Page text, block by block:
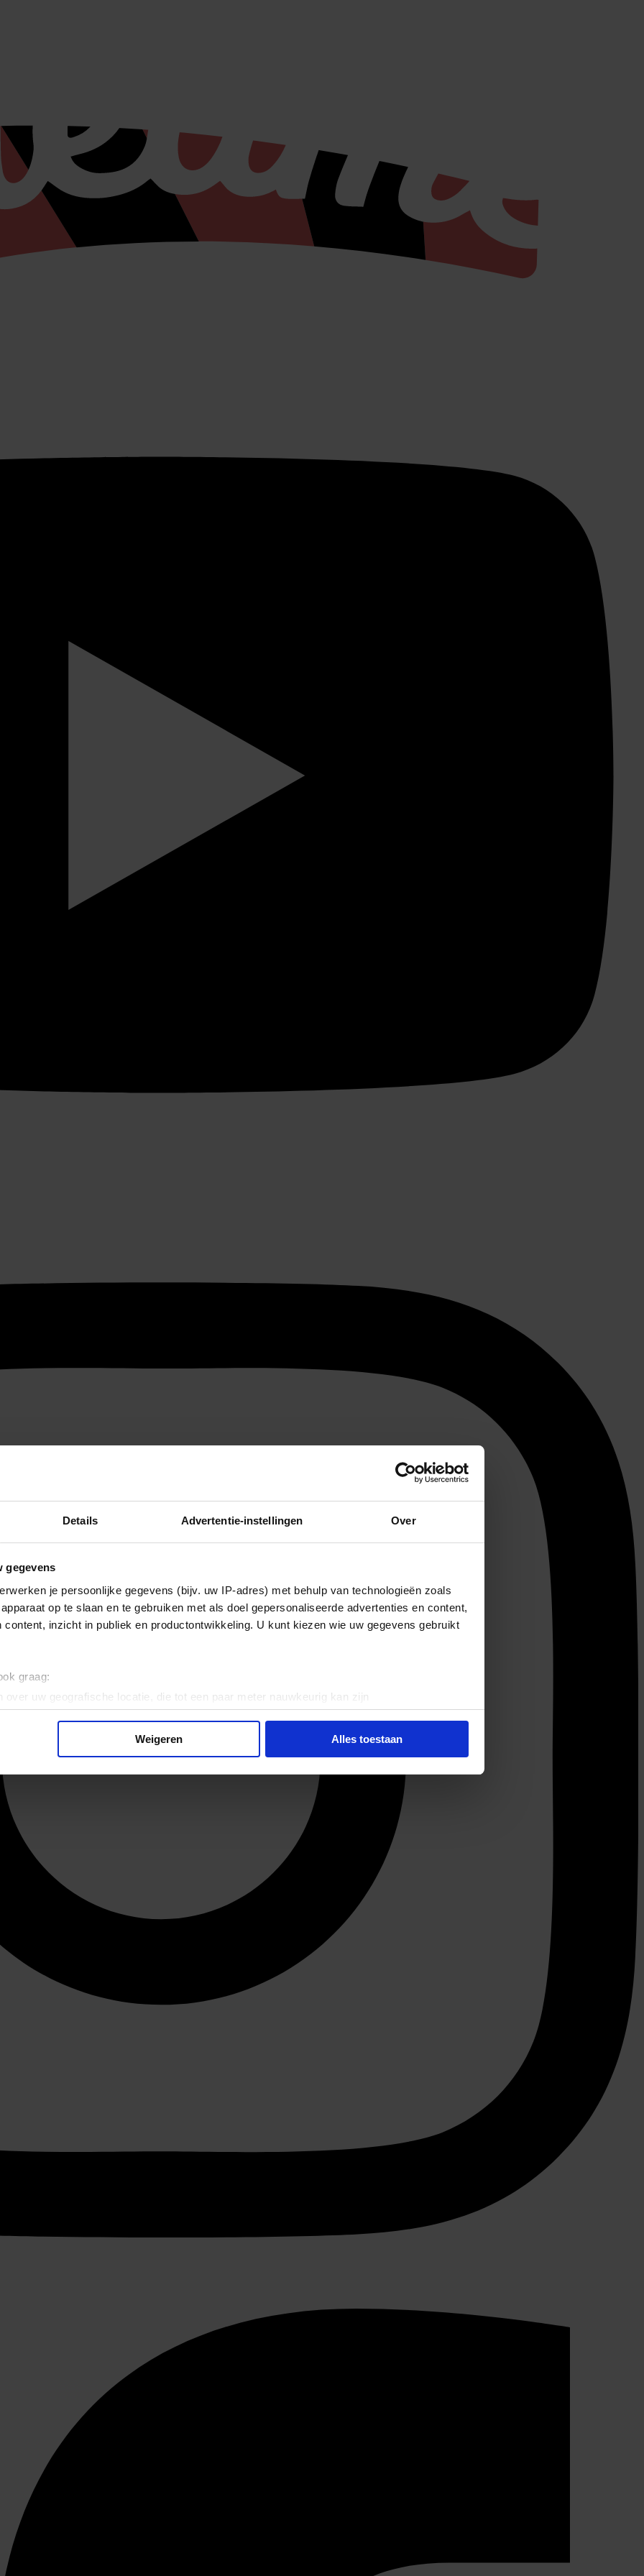
Details Advertentie-instellingen Over
gegevens
je persoonlijke gegevens (bijv. uw IP-adres) met behulp van technologieën zoals
op te slaan en te gebruiken met als doel gepersonaliseerde advertenties en content,
content, inzicht in publiek en productontwikkeling. U kunt kiezen wie uw gegevens gebruikt
graag:
over uw geografische locatie, die tot een paar meter nauwkeurig kan zijn
door het actief te scannen op specifieke eigenschappen (fingerprinting)
gegevens worden verwerkt en stel uw voorkeuren in het
detailgedeelte
en advertenties te personaliseren, om functies voor social media te bieden en om ons
Ook delen we informatie over uw gebruik van onze site met onze partners voor social
Deze partners kunnen deze gegevens combineren met andere informatie die u aan ze heeft
op basis van uw gebruik van hun services.
Weigeren Alles toestaan